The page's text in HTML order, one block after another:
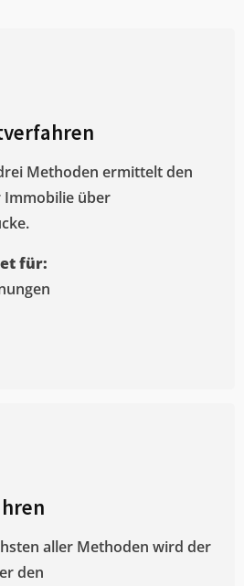
Methoden ermittelt den
über
für:
aller Methoden wird der
den